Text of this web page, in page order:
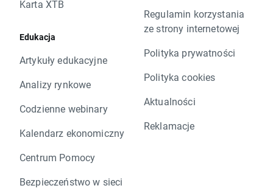
Karta XTB
Edukacja
Artykuły edukacyjne
Analizy rynkowe
Codzienne webinary
Kalendarz ekonomiczny
Centrum Pomocy
Bezpieczeństwo w sieci
Regulamin korzystania
ze strony internetowej
Polityka prywatności
Polityka cookies
Aktualności
Reklamacje